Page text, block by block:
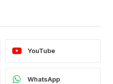
YouTube
WhatsApp